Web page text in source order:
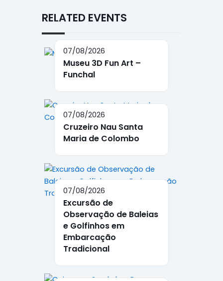
RELATED EVENTS
07/08/2026
Museu 3D Fun Art –
Funchal
07/08/2026
Cruzeiro Nau Santa
Maria de Colombo
07/08/2026
Excursão de
Observação de Baleias
e Golfinhos em
Embarcação
Tradicional